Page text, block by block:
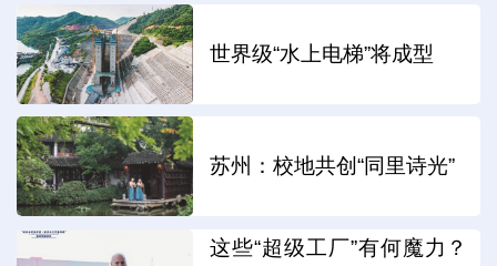
世界级“水上电梯”将成型
苏州：校地共创“同里诗光”
这些“超级工厂”有何魔力？